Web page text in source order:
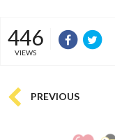
446
VIEWS
PREVIOUS